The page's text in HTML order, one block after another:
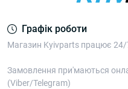
Графік роботи
Магазин Kyivparts працює 24/
Замовлення при'маються
(Viber/Telegram)